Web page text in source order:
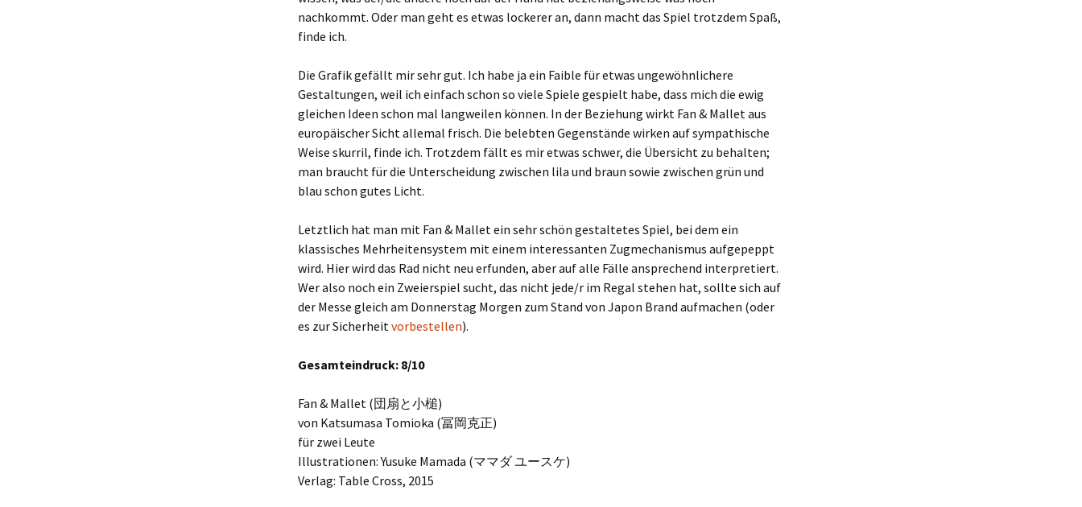
nachkommt. Oder man geht es etwas lockerer an, dann macht das Spiel trotzdem Spaß,
finde ich.
Die Grafik gefällt mir sehr gut. Ich habe ja ein Faible für etwas ungewöhnlichere
Gestaltungen, weil ich einfach schon so viele Spiele gespielt habe, dass mich die ewig
gleichen Ideen schon mal langweilen können. In der Beziehung wirkt Fan & Mallet aus
europäischer Sicht allemal frisch. Die belebten Gegenstände wirken auf sympathische
Weise skurril, finde ich. Trotzdem fällt es mir etwas schwer, die Übersicht zu behalten;
man braucht für die Unterscheidung zwischen lila und braun sowie zwischen grün und
blau schon gutes Licht.
Letztlich hat man mit Fan & Mallet ein sehr schön gestaltetes Spiel, bei dem ein
klassisches Mehrheitensystem mit einem interessanten Zugmechanismus aufgepeppt
wird. Hier wird das Rad nicht neu erfunden, aber auf alle Fälle ansprechend interpretiert.
Wer also noch ein Zweierspiel sucht, das nicht jede/r im Regal stehen hat, sollte sich auf
der Messe gleich am Donnerstag Morgen zum Stand von Japon Brand aufmachen (oder
es zur Sicherheitvorbestellen).
Gesamteindruck: 8/10
Fan & Mallet (団扇と小槌)
von Katsumasa Tomioka (冨岡克正)
für zwei Leute
Illustrationen: Yusuke Mamada (ママダ ユースケ)
Verlag: Table Cross, 2015